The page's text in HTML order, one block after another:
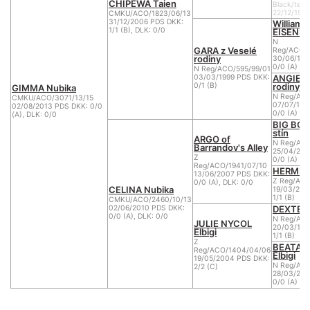
GIMMA Nubika
CMKU/ACO/3071/13/15
02/08/2013 PDS DKK: 0/0
(A), DLK: 0/0
CHIPEWA Taien
CMKU/ACO/1823/06/13
31/12/2006 PDS DKK:
1/1 (B), DLK: 0/0
Black/ten
22/12/
GARA z Veselé
rodiny
N Reg/ACO/595/99/01
03/03/1999 PDS DKK:
0/1 (B)
Williams
N
Reg/
30/06/
0/0 (A)
ANGIE
rodiny
N Reg/
07/07/
0/0 (A)
CELINA Nubika
CMKU/ACO/2460/10/13
02/06/2010 PDS DKK:
0/0 (A), DLK: 0/0
ARGO of
Barrandov's Alley
Z
Reg/ACO/1941/07/10
13/06/2007 PDS DKK:
0/0 (A), DLK: 0/0
BIG
stín
N Reg/
25/04/
0/0 (A)
Z Reg/
19/03/
1/1 (B)
JULIE NYCOL
Elbigi
Z
Reg/ACO/1404/04/06
19/05/2004 PDS DKK:
2/2 (C)
N Reg/
20/03/
1/1 (B)
BEATA
Elbigi
N Reg/
28/03/
0/0 (A)